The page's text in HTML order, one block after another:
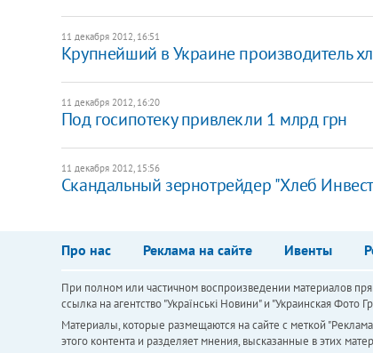
11 декабря 2012, 16:51
Крупнейший в Украине производитель
11 декабря 2012, 16:20
Под госипотеку привлекли 1 млрд грн
11 декабря 2012, 15:56
Скандальный зернотрейдер "Хлеб
Про нас Реклама на сайте Ивенты
При полном или частичном воспроизведении материалов
ссылка на агентство "Українськi Новини" и "Украинская Фото
Материалы, которые размещаются на сайте с меткой
этого контента и разделяет мнения, высказанные в этих